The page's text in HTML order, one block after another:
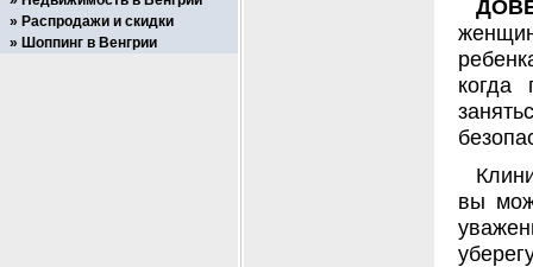
когда
вы
Распродажи и скидки
Шоппинг в Венгрии